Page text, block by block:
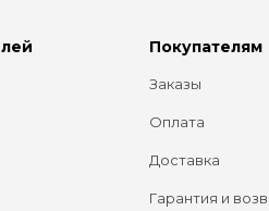
Покупателям
Заказы
Оплата
Доставка
Гарантия и